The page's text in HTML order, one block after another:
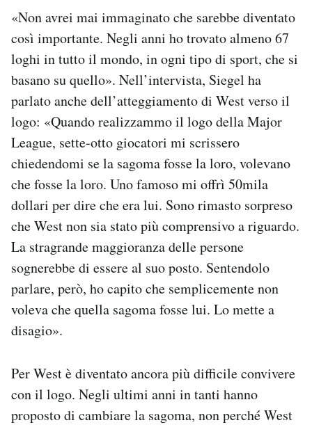
«Non avrei mai immaginato che sarebbe diventato
così importante. Negli anni ho trovato almeno 67
loghi in tutto il mondo, in ogni tipo di sport, che si
basano su quello». Nell’intervista, Siegel ha
parlato anche dell’atteggiamento di West verso il
logo: «Quando realizzammo il logo della Major
League, sette-otto giocatori mi scrissero
chiedendomi se la sagoma fosse la loro, volevano
che fosse la loro. Uno famoso mi offrì 50mila
dollari per dire che era lui. Sono rimasto sorpreso
che West non sia stato più comprensivo a riguardo.
La stragrande maggioranza delle persone
sognerebbe di essere al suo posto. Sentendolo
parlare, però, ho capito che semplicemente non
voleva che quella sagoma fosse lui. Lo mette a
disagio».
Per West è diventato ancora più difficile convivere
con il logo. Negli ultimi anni in tanti hanno
proposto di cambiare la sagoma, non perché West